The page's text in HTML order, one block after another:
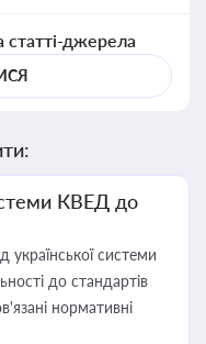
статті-джерела
КВЕД до
української системи
до стандартів
нормативні